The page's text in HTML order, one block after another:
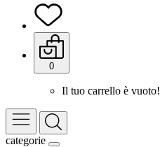
0
Il tuo carrello è vuoto!
categorie